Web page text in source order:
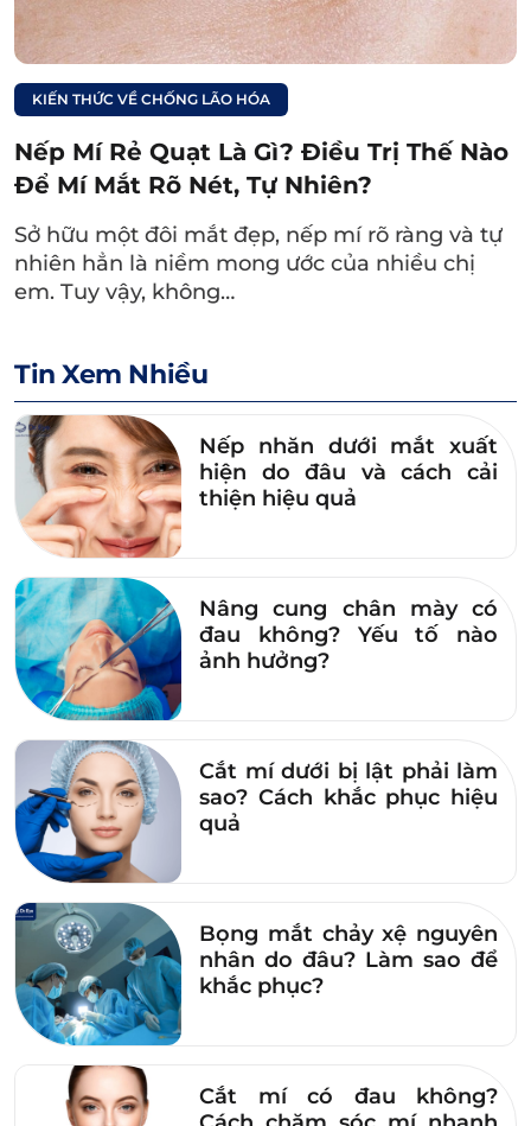
Ngoài ra còn có trường hợp của chị Trương Thị
Nga, với mí trên có nhiều da dư, chảy xệ, vết
chân chim và mí dưới xuất hiện bọng mắt,
các giải pháp cắt mí và nâng cung chân mày
đường dưới chân mày. Kết quả đạt được sau
vài tuần điều trị là nếp mí hai bên hài hòa, cân
đối với tổng thể gương mặt và không còn vết
chân chim, nếp nhăn nữa.
Đôi mắt của chị Nga ngay sau phẫu thuật cắt mí tại Dr.
Eye. Kết quả sẽ theo quá trình lành thương từ 15 – 1 tháng
và hoàn thiện đẹp tự nhiên sau 3 – 6 tháng.
KIẾN THỨC VỀ CHỐNG LÃO HÓA
Nếp Mí Rẻ Quạt Là Gì? Điều Trị Thế Nào
Để Mí Mắt Rõ Nét, Tự Nhiên?
Sở hữu một đôi mắt đẹp, nếp mí rõ ràng và tự
nhiên hẳn là niềm mong ước của nhiều chị
em. Tuy vậy, không…
Tin Xem Nhiều
Nếp nhăn dưới mắt xuất
hiện do đâu và cách cải
thiện hiệu quả
Nâng cung chân mày có
đau không? Yếu tố nào
ảnh hưởng?
Cắt mí dưới bị lật phải làm
sao? Cách khắc phục hiệu
quả
Bọng mắt chảy xệ nguyên
nhân do đâu? Làm sao để
khắc phục?
Cắt mí có đau không?